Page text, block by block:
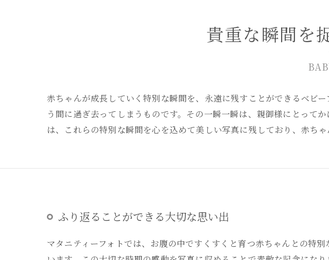
貴重な瞬間を
赤ちゃんが成長していく特別な瞬間を、永遠に残すことができるベビ
う間に過ぎ去ってしまうものです。その一瞬一瞬は、親御様にとって
は、これらの特別な瞬間を心を込めて美しい写真に残しており、赤ち
ふり返ることができる大切な思い出
マタニティーフォトでは、お腹の中ですくすくと育つ赤ちゃんとの特別